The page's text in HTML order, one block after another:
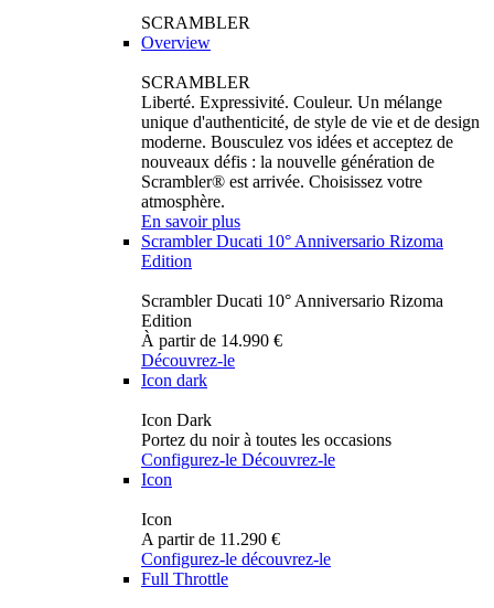
SCRAMBLER
Overview
SCRAMBLER
Liberté. Expressivité. Couleur. Un mélange
unique d'authenticité, de style de vie et de design
moderne. Bousculez vos idées et acceptez de
nouveaux défis : la nouvelle génération de
Scrambler® est arrivée. Choisissez votre
atmosphère.
En savoir plus
Scrambler Ducati 10° Anniversario Rizoma
Edition
Scrambler Ducati 10° Anniversario Rizoma
Edition
À partir de 14.990 €
Découvrez-le
Icon dark
Icon Dark
Portez du noir à toutes les occasions
Configurez-le Découvrez-le
Icon
Icon
A partir de 11.290 €
Configurez-le découvrez-le
Full Throttle